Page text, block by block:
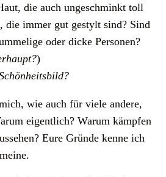
die auch ungeschminkt toll
die immer gut gestylt sind? Sind
oder dicke Personen?
)
wie auch für viele andere,
eigentlich? Warum kämpfen
Eure Gründe kenne ich